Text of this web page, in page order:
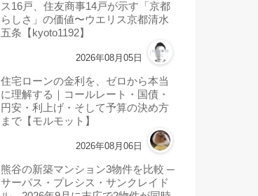
ス16戸、住友商事14戸が示す「京都
らしさ」の価値〜ウエリス京都清水
五条【kyoto1192】
2026年08月05日
住宅ローンの金利を、ゼロから本当
に理解する｜コールレート・国債・
円安・利上げ・そして予算の決め方
まで【モルモット】
2026年08月06日
熊谷の新築マンション3物件を比較 ─
サーパス・プレシス・サンクレイド